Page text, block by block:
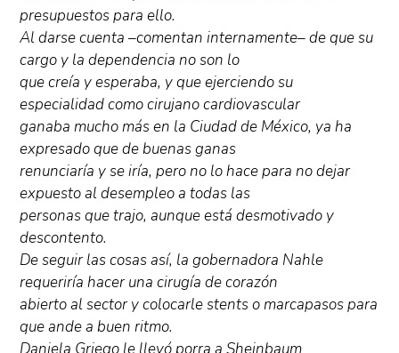
presupuestos para ello.
Al darse cuenta –comentan internamente– de que su
cargo y la dependencia no son lo
que creía y esperaba, y que ejerciendo su
especialidad como cirujano cardiovascular
ganaba mucho más en la Ciudad de México, ya ha
expresado que de buenas ganas
renunciaría y se iría, pero no lo hace para no dejar
expuesto al desempleo a todas las
personas que trajo, aunque está desmotivado y
descontento.
De seguir las cosas así, la gobernadora Nahle
requeriría hacer una cirugía de corazón
abierto al sector y colocarle stents o marcapasos para
que ande a buen ritmo.
Daniela Griego le llevó porra a Sheinbaum